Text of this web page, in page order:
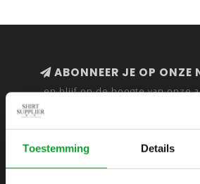
Toestemming Details
ABONNEER JE OP ONZE
en blijf op de hoogte van onze